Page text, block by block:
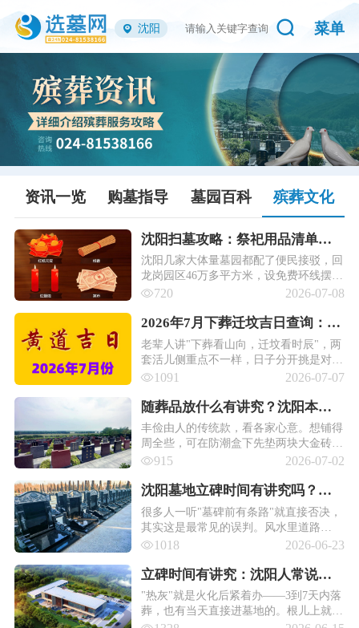
沈阳 菜单
资讯一览 购墓指导 墓园百科 殡葬文化
沈阳扫墓攻略：祭祀用品清单、
各墓园摆渡车/轮椅/代祭扫便民服
务盘点!
沈阳几家大体量墓园都配了便民接驳，回
龙岗园区46万多平方米，设免费环线摆渡
车往返各点位，清明高峰还从人民广场地
地铁2号线）。
720 2026-07-08
2026年7月下葬迁坟吉日查询：11
天宜安葬 10 天宜迁坟 ！
老辈人讲"下葬看山向，迁坟看时辰"，两
套活儿侧重点不一样，日子分开挑是对
的。1091 2026-07-07
随葬品放什么有讲究？沈阳本地
常见清单+禁忌！
丰俭由人的传统款，看各家心意。想铺得
周全些，可在防潮盒下先垫两块大金砖
（金砖铺地），其上搁七星板，骨灰盒四
宝，"人去财空"不吉利），前后再摆水
缸、米缸、油缸一套，寓意阴间吃喝不
愁。
915 2026-07-02
沈阳墓地立碑时间有讲究吗？墓
碑对着路到底好不好？
很多人一听"墓碑前有条路"就直接否决，
其实这是最常见的误判。风水里道路
叫"虚水"，道路本身不是煞，直冲+近距
1018 2026-06-23
立碑时间有讲究：沈阳人常说
的"热灰"和"冷灰"下葬区别在
哪？
"热灰"就是火化后紧着办——3到7天内落
葬，也有当天直接进墓地的。根儿上就四